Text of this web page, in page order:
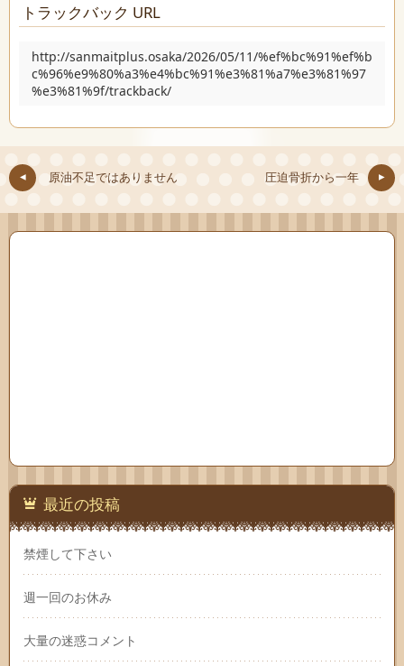
トラックバック URL
http://sanmaitplus.osaka/2026/05/11/%ef%bc%91%ef%b
c%96%e9%80%a3%e4%bc%91%e3%81%a7%e3%81%97
%e3%81%9f/trackback/
原油不足ではありません 圧迫骨折から一年
最近の投稿
禁煙して下さい
週一回のお休み
大量の迷惑コメント